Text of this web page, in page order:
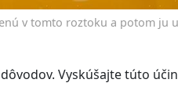
v tomto roztoku a potom ju
Vyskúšajte túto